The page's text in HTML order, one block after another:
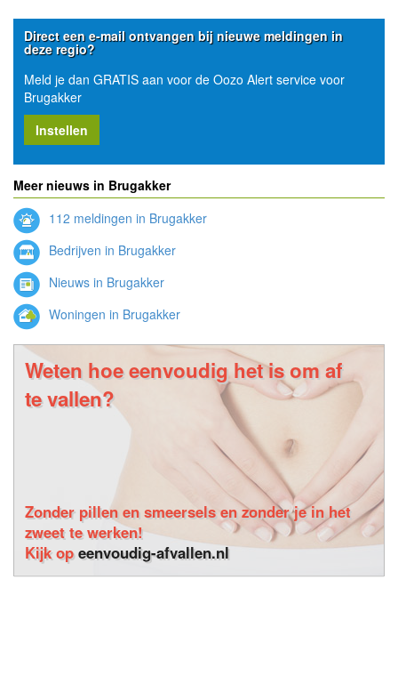
Direct een e-mail ontvangen bij nieuwe meldingen in
deze regio?
Meld je dan GRATIS aan voor de Oozo Alert service voor
Brugakker
Instellen
Meer nieuws in Brugakker
112 meldingen in Brugakker
Bedrijven in Brugakker
Nieuws in Brugakker
Woningen in Brugakker
Weten hoe eenvoudig het is om af
te vallen?
Zonder pillen en smeersels en zonder je in het
zweet te werken!
Kijk opeenvoudig-afvallen.nl